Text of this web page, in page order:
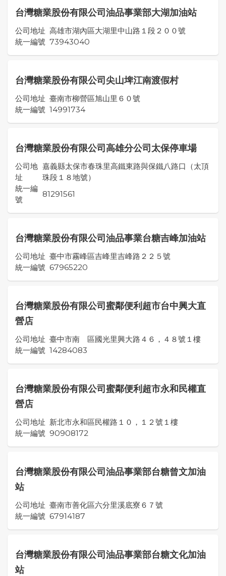
台灣糖業股份有限公司油品事業部大湖加油站
公司地址 高雄市湖內區大湖里中山路１段２００號
統一編號 73943040
台灣糖業股份有限公司尖山埤江南渡假村
公司地址 臺南市柳營區旭山里６０號
統一編號 14991734
台灣糖業股份有限公司高雄分公司太保停車場
公司地
址
嘉義縣太保市春珠里高鐵東路與保鐵八路口（太頂
珠段１８地號）
統一編
號
81291561
台灣糖業股份有限公司油品事業台糖吉峰加油站
公司地址 臺中市霧峰區吉峰里吉峰路２２５號
統一編號 67965220
台灣糖業股份有限公司蜜鄰便利超市台中興大直
營店
公司地址 臺中市南 區國光里興大路４６，４８號１樓
統一編號 14284083
台灣糖業股份有限公司蜜鄰便利超市永和民權直
營店
公司地址 新北市永和區民權路１０，１２號１樓
統一編號 90908172
台灣糖業股份有限公司油品事業部台糖曾文加油
站
公司地址 臺南市善化區六分里溪底寮６７號
統一編號 67914187
台灣糖業股份有限公司油品事業部台糖文化加油
站